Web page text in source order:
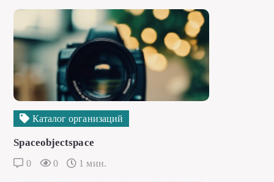
Каталог организаций
Spaceobjectspace
0 0 1 мин.